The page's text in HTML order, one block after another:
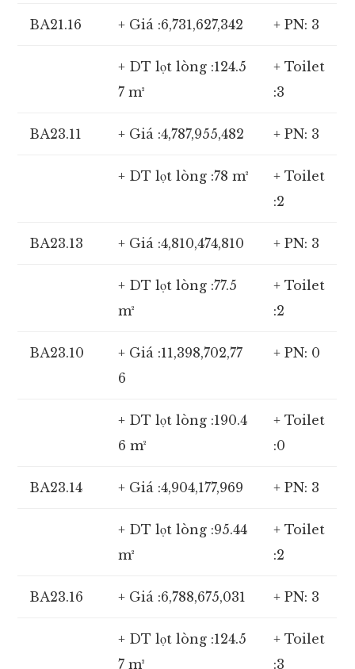
BA21.16 + Giá :6,731,627,342 + PN: 3
+ DT lọt lòng :124.5
7 m²
+ Toilet
:3
BA23.11 + Giá :4,787,955,482 + PN: 3
+ DT lọt lòng :78 m²
+ Toilet
:2
BA23.13 + Giá :4,810,474,810 + PN: 3
+ DT lọt lòng :77.5
m²
+ Toilet
:2
BA23.10
+ Giá :11,398,702,77
6
+ PN: 0
+ DT lọt lòng :190.4
6 m²
+ Toilet
:0
BA23.14 + Giá :4,904,177,969 + PN: 3
+ DT lọt lòng :95.44
m²
+ Toilet
:2
BA23.16 + Giá :6,788,675,031 + PN: 3
+ DT lọt lòng :124.5
7 m²
+ Toilet
:3